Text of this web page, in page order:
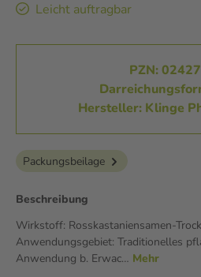
Leicht auftragbar
PZN:
Hersteller: Klinge
Packungsbeilage
Beschreibung
Wirkstoff: Rosskastaniensamen-
Anwendungsgebiet: Traditionelles
Anwendung b. Erwac… Mehr